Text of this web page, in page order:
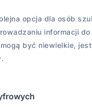
opcja dla osób
informacji
być niewielkie,